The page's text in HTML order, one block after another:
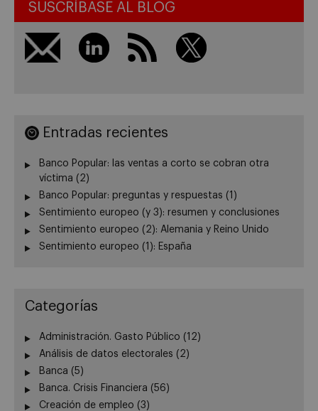
SUSCRÍBASE AL BLOG
Entradas recientes
Banco Popular: las ventas a corto se cobran otra
víctima (2)
Banco Popular: preguntas y respuestas (1)
Sentimiento europeo (y 3): resumen y conclusiones
Sentimiento europeo (2): Alemania y Reino Unido
Sentimiento europeo (1): España
Categorías
Administración. Gasto Público (12)
Análisis de datos electorales (2)
Banca (5)
Banca. Crisis Financiera (56)
Creación de empleo (3)